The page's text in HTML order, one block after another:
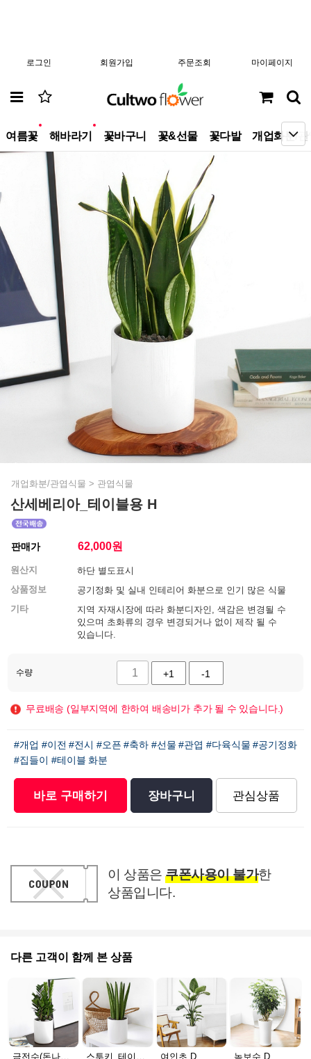
로그인 회원가입 주문조회 마이페이지
여름꽃 해바라기 꽃바구니 꽃&선물 꽃다발 개업화분/
개업화분/관엽식물 > 관엽식물
산세베리아_테이블용 H
판매가 62,000원
원산지
하단 별도표시
상품정보
공기정화 및 실내 인테리어 화분으로 인기 많은 식물
기타
지역 자재시장에 따라 화분디자인, 색감은 변경될 수
있으며 초화류의 경우 변경되거나 없이 제작 될 수
있습니다.
수량 +1 -1
무료배송 (일부지역에 한하여 배송비가 추가 될 수 있습니다.)
#개업 #이전 #전시 #오픈 #축하 #선물 #관엽 #다육식물 #공기정화
#집들이 #테이블 화분
바로 구매하기 장바구니 관심상품
이 상품은 쿠폰사용이 불가한
상품입니다.
다른 고객이 함께 본 상품
금전수(돈나무)_테이블용 F
스투키_테이블용 D
여인초 D
녹보수 D